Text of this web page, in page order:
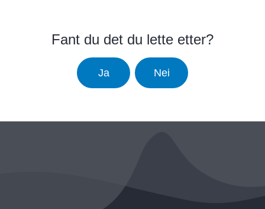
Fant du det du lette etter?
Ja Nei